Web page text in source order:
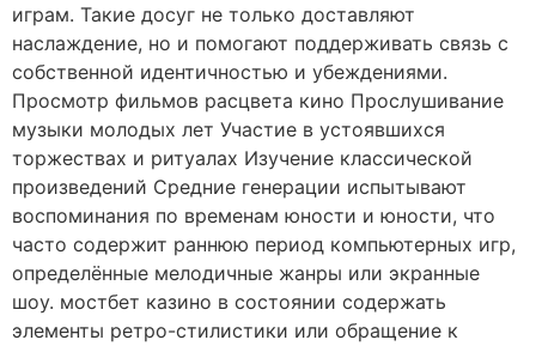
играм. Такие досуг не только доставляют
наслаждение, но и помогают поддерживать связь с
собственной идентичностью и убеждениями.
Просмотр фильмов расцвета кино Прослушивание
музыки молодых лет Участие в устоявшихся
торжествах и ритуалах Изучение классической
произведений Средние генерации испытывают
воспоминания по временам юности и юности, что
часто содержит раннюю период компьютерных игр,
определённые мелодичные жанры или экранные
шоу. мостбет казино в состоянии содержать
элементы ретро-стилистики или обращение к